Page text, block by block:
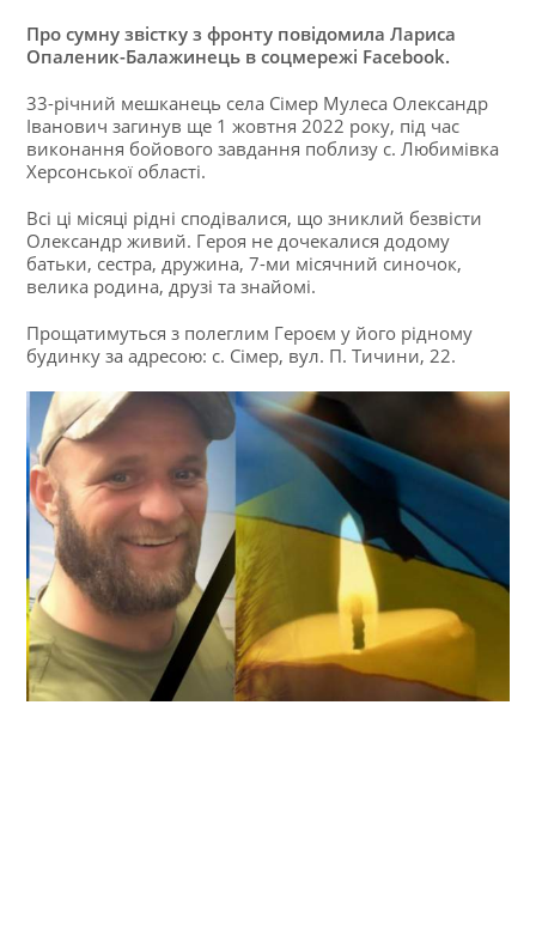
Про сумну звістку з фронту повідомила Лариса
Опаленик-Балажинець в соцмережі Facebook.
33-річний мешканець села Сімер Мулеса Олександр
Іванович загинув ще 1 жовтня 2022 року, під час
виконання бойового завдання поблизу с. Любимівка
Херсонської області.
Всі ці місяці рідні сподівалися, що зниклий безвісти
Олександр живий. Героя не дочекалися додому
батьки, сестра, дружина, 7-ми місячний синочок,
велика родина, друзі та знайомі.
Прощатимуться з полеглим Героєм у його рідному
будинку за адресою: с. Сімер, вул. П. Тичини, 22.